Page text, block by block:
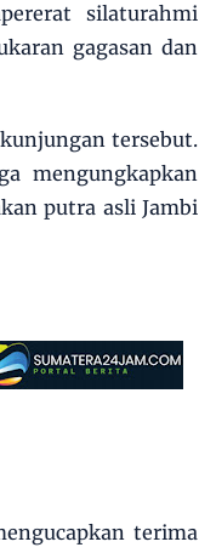
silaturahmi
gagasan dan
tersebut.
mengungkapkan
putra asli Jambi
terima